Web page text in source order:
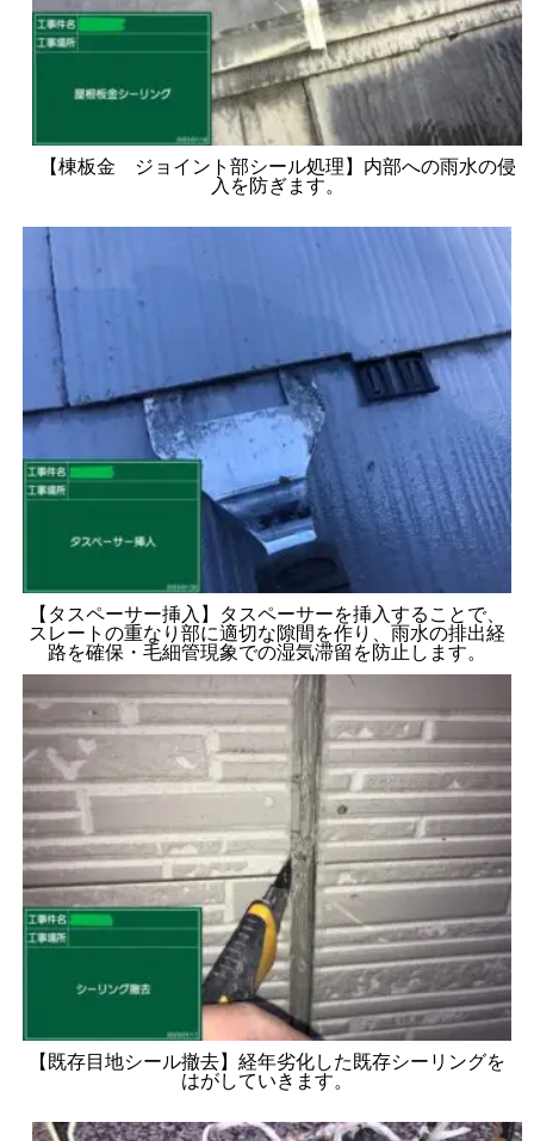
【棟板金 ジョイント部シール処理】内部への雨水の侵
入を防ぎます。
【タスペーサー挿入】タスペーサーを挿入することで、
スレートの重なり部に適切な隙間を作り、雨水の排出経
路を確保・毛細管現象での湿気滞留を防止します。
【既存目地シール撤去】経年劣化した既存シーリングを
はがしていきます。